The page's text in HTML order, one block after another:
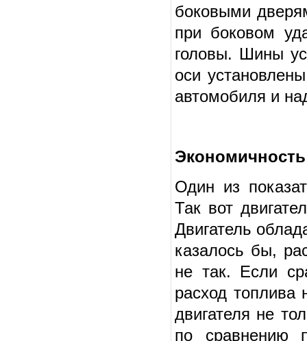
боковыми
при боковом
головы. Шины
оси
автомобиля и
Экономичность
Один из
Так вот
Двигатель
казалось бы,
не так. Если
расход топлива
двигателя не
по сравнению